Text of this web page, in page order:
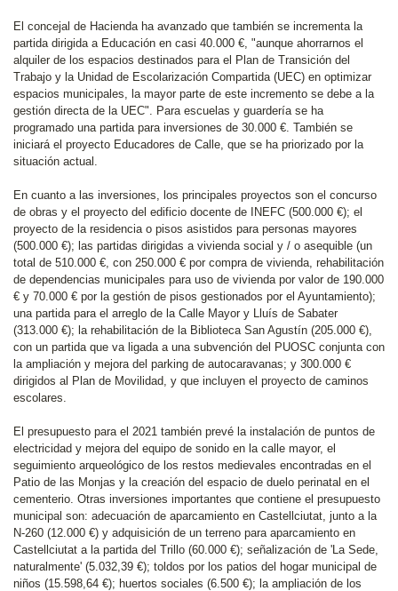
El concejal de Hacienda ha avanzado que también se incrementa la
partida dirigida a Educación en casi 40.000 €, "aunque ahorrarnos el
alquiler de los espacios destinados para el Plan de Transición del
Trabajo y la Unidad de Escolarización Compartida (UEC) en optimizar
espacios municipales, la mayor parte de este incremento se debe a la
gestión directa de la UEC". Para escuelas y guardería se ha
programado una partida para inversiones de 30.000 €. También se
iniciará el proyecto Educadores de Calle, que se ha priorizado por la
situación actual.
En cuanto a las inversiones, los principales proyectos son el concurso
de obras y el proyecto del edificio docente de INEFC (500.000 €); el
proyecto de la residencia o pisos asistidos para personas mayores
(500.000 €); las partidas dirigidas a vivienda social y / o asequible (un
total de 510.000 €, con 250.000 € por compra de vivienda, rehabilitación
de dependencias municipales para uso de vivienda por valor de 190.000
€ y 70.000 € por la gestión de pisos gestionados por el Ayuntamiento);
una partida para el arreglo de la Calle Mayor y Lluís de Sabater
(313.000 €); la rehabilitación de la Biblioteca San Agustín (205.000 €),
con un partida que va ligada a una subvención del PUOSC conjunta con
la ampliación y mejora del parking de autocaravanas; y 300.000 €
dirigidos al Plan de Movilidad, y que incluyen el proyecto de caminos
escolares.
El presupuesto para el 2021 también prevé la instalación de puntos de
electricidad y mejora del equipo de sonido en la calle mayor, el
seguimiento arqueológico de los restos medievales encontradas en el
Patio de las Monjas y la creación del espacio de duelo perinatal en el
cementerio. Otras inversiones importantes que contiene el presupuesto
municipal son: adecuación de aparcamiento en Castellciutat, junto a la
N-260 (12.000 €) y adquisición de un terreno para aparcamiento en
Castellciutat a la partida del Trillo (60.000 €); señalización de 'La Sede,
naturalmente' (5.032,39 €); toldos por los patios del hogar municipal de
niños (15.598,64 €); huertos sociales (6.500 €); la ampliación de los